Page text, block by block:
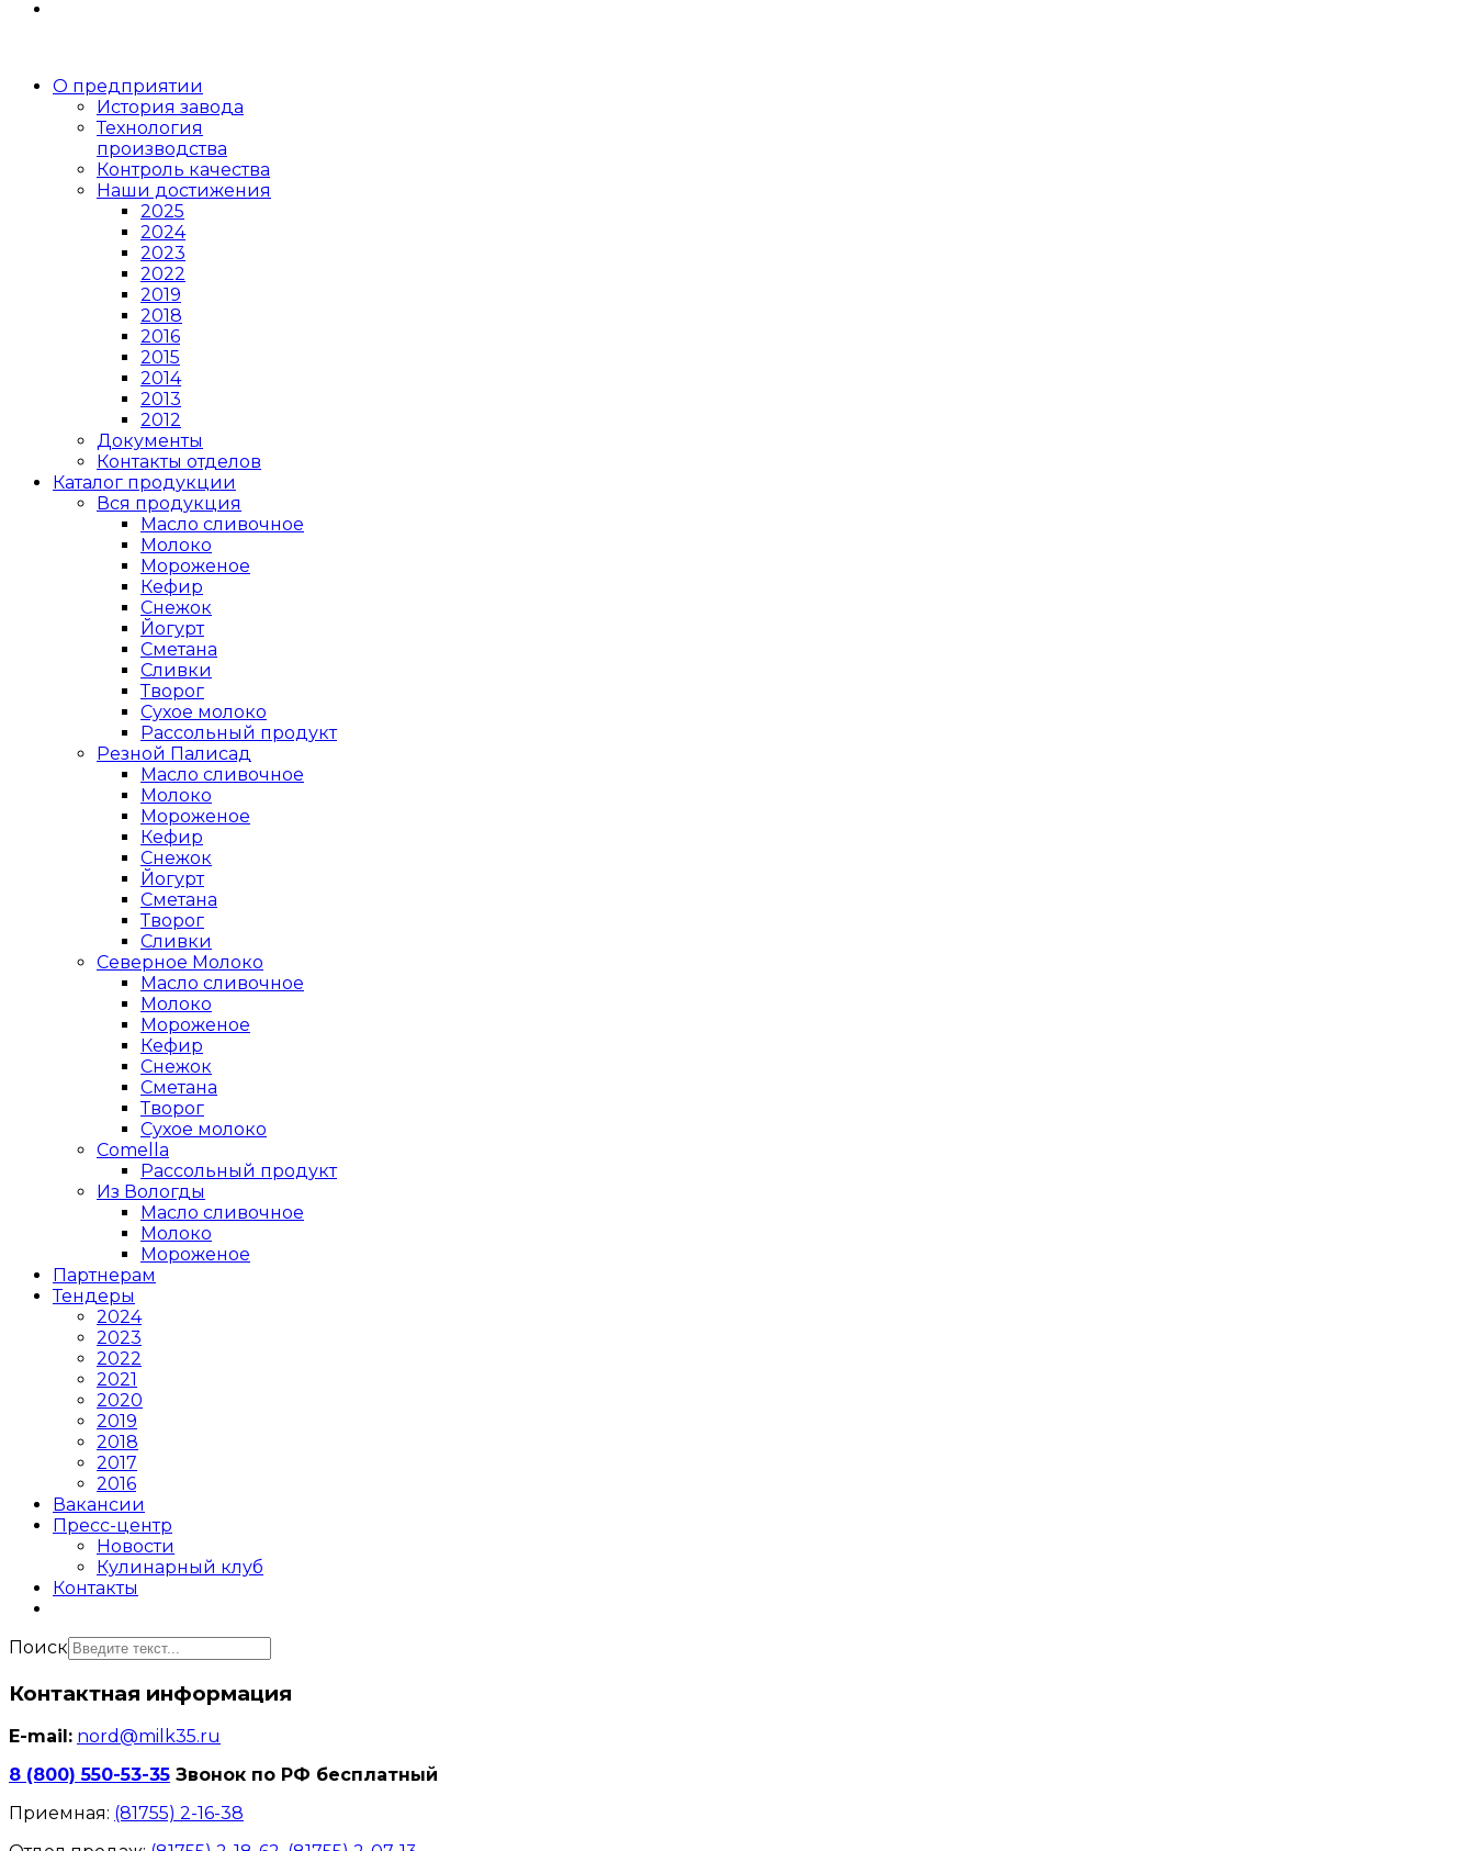
О предприятии
История завода
Технология
производства
Контроль качества
Наши достижения
2025
2024
2023
2022
2019
2018
2016
2015
2014
2013
2012
Документы
Контакты отделов
Каталог продукции
Вся продукция
Масло сливочное
Молоко
Мороженое
Кефир
Снежок
Йогурт
Сметана
Сливки
Творог
Сухое молоко
Рассольный продукт
Резной Палисад
Масло сливочное
Молоко
Мороженое
Кефир
Снежок
Йогурт
Сметана
Творог
Сливки
Северное Молоко
Масло сливочное
Молоко
Мороженое
Кефир
Снежок
Сметана
Творог
Сухое молоко
Comеlla
Рассольный продукт
Из Вологды
Масло сливочное
Молоко
Мороженое
Партнерам
Тендеры
2024
2023
2022
2021
2020
2019
2018
2017
2016
Вакансии
Пресс-центр
Новости
Кулинарный клуб
Контакты
Поиск
Контактная информация
E-mail: nord@milk35.ru
8 (800) 550-53-35 Звонок по РФ бесплатный
Приемная: (81755) 2-16-38